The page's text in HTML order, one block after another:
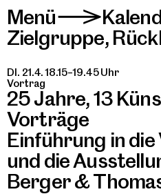
Menü>
Zielgruppe,
DI. 21.4. 18.15–19.45 Uhr
Vortrag
25 Jahre, 13
Vorträge
Einführung in
und die
Berger &